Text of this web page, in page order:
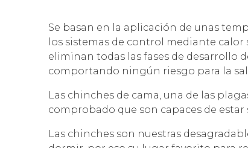
Se basan en la aplicación de unas
los sistemas de control mediante
eliminan todas las fases de desarrollo
comportando ningún riesgo para la
Las chinches de cama, una de las
comprobado que son capaces de
Las chinches son nuestras